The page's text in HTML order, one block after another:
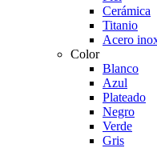
Cerámica
Titanio
Acero
Color
Blanco
Azul
Plateado
Negro
Verde
Gris